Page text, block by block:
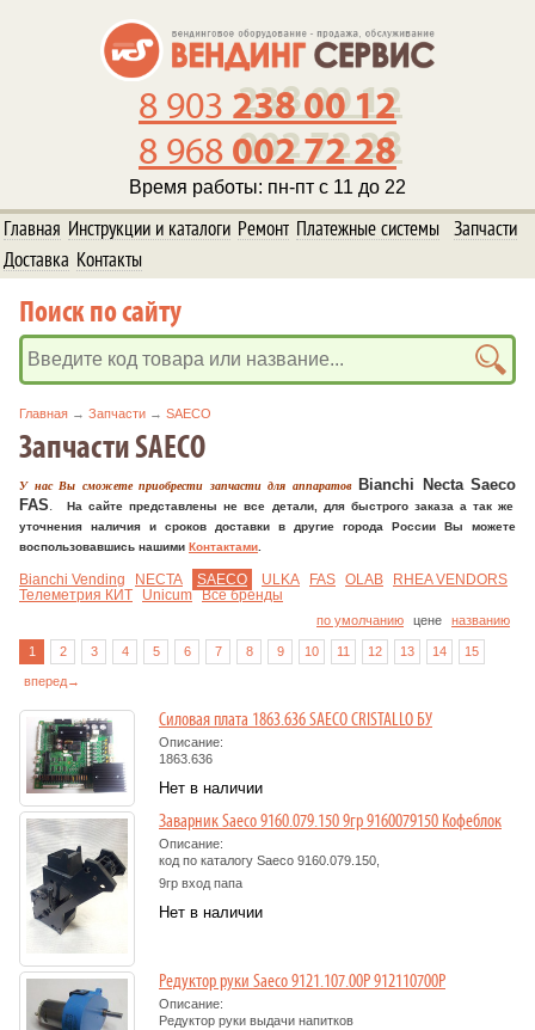
8 903 238 00 12
8 968 002 72 28
Время работы: пн-пт с 11 до 22
Главная Инструкции и каталоги Ремонт Платежные системы
Запчасти
Доставка Контакты
Поиск по сайту
Главная → Запчасти → SAECO
Запчасти SAECO
У нас Вы сможете приобрести запчасти для аппаратовBianchi Necta Saeco
FAS
На сайте представлены не все детали, для быстрого заказа а так же
уточнения наличия и сроков доставки в другие города России Вы можете
воспользовавшись нашими Контактами
Bianchi Vending NECTA SAECO ULKA FAS OLAB
RHEA VENDORS
Телеметрия КИТ
Unicum Все бренды
по умолчанию цене названию
1 2 3 4 5 6 7 8 9 10 11 12 13 14 15
вперед→
Силовая плата 1863.636 SAECO CRISTALLO БУ
Описание:
1863.636
Нет в наличии
Заварник Saeco 9160.079.150 9гр 9160079150 Кофеблок
Описание:
код по каталогу Saeco 9160.079.150,
9гр вход папа
Нет в наличии
Редуктор руки Saeco 9121.107.00P 912110700P
Описание:
Редуктор руки выдачи напитков